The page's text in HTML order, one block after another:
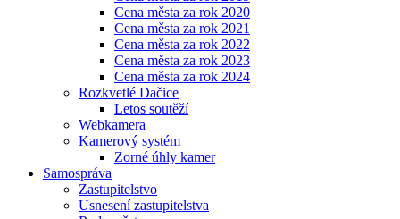
Cena města za rok 2020
Cena města za rok 2021
Cena města za rok 2022
Cena města za rok 2023
Cena města za rok 2024
Rozkvetlé Dačice
Letos soutěží
Webkamera
Kamerový systém
Zorné úhly kamer
Samospráva
Zastupitelstvo
Usnesení zastupitelstva